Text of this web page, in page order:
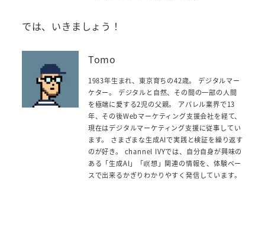
では、いきましょう！
Tomo
1983年生まれ、東京育ちの42歳。 デジタルマー
ケター。 デジタルと自然、その間の一部の人間
を極端に愛する2児の父親。 アパレル業界で13
年、その後Webマーケティング支援会社を経て、
現在はデジタルマーケティング支援に従事してい
ます。 さまざまな生成AIで実践と検証を繰り返す
のが好き。 channel IVYでは、自分自身が興味の
ある「生成AI」「瞑想」関連の情報を、体験ベー
スで出来るかぎりわかりやすく発信しています。